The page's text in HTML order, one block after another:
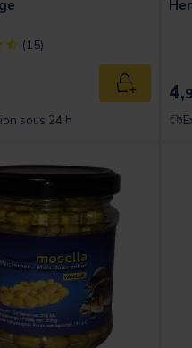
out of 5 Customer Rating
(15)
Ajouter au
sous 24 h
4,